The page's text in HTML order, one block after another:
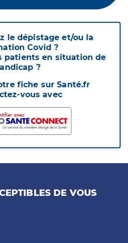
le dépistage et/ou la
Covid ?
patients en situation de
?
fiche sur Santé.fr
vous avec
DE VOUS